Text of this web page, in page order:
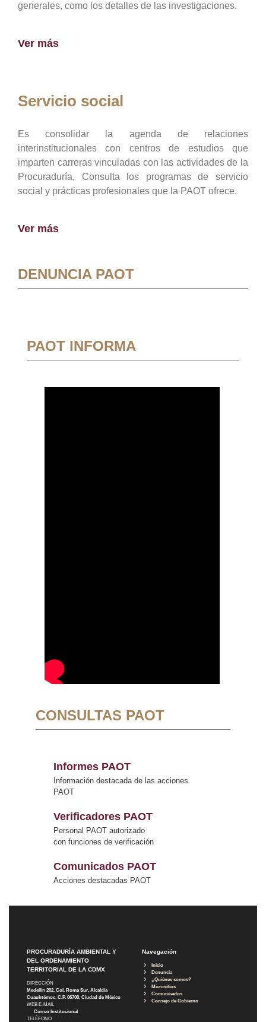
generales, como los detalles de las investigaciones.
Ver más
Servicio social
Es consolidar la agenda de relaciones
interinstitucionales con centros de estudios que
imparten carreras vinculadas con las actividades de la
Procuraduría, Consulta los programas de servicio
social y prácticas profesionales que la PAOT ofrece.
Ver más
DENUNCIA PAOT
PAOT INFORMA
CONSULTAS PAOT
Informes PAOT
Información destacada de las acciones
PAOT
Verificadores PAOT
Personal PAOT autorizado
con funciones de verificación
Comunicados PAOT
Acciones destacadas PAOT
PROCURADURÍA AMBIENTAL Y
DEL ORDENAMIENTO
TERRITORIAL DE LA CDMX
DIRECCIÓN
Medellín 202, Col. Roma Sur, Alcaldía
Cuauhtémoc, C.P. 06700, Ciudad de México
WEB E-MAIL
Correo Institucional
TELÉFONO
Navegación
Inicio
Denuncia
¿Quiénes somos?
Micrositios
Comunicados
Consejo de Gobierno